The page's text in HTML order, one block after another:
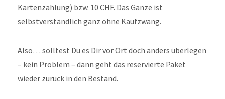
Kartenzahlung) bzw. 10 CHF. Das Ganze ist
selbstverständlich ganz ohne Kaufzwang.
Also… solltest Du es Dir vor Ort doch anders überlegen
– kein Problem – dann geht das reservierte Paket
wieder zurück in den Bestand.